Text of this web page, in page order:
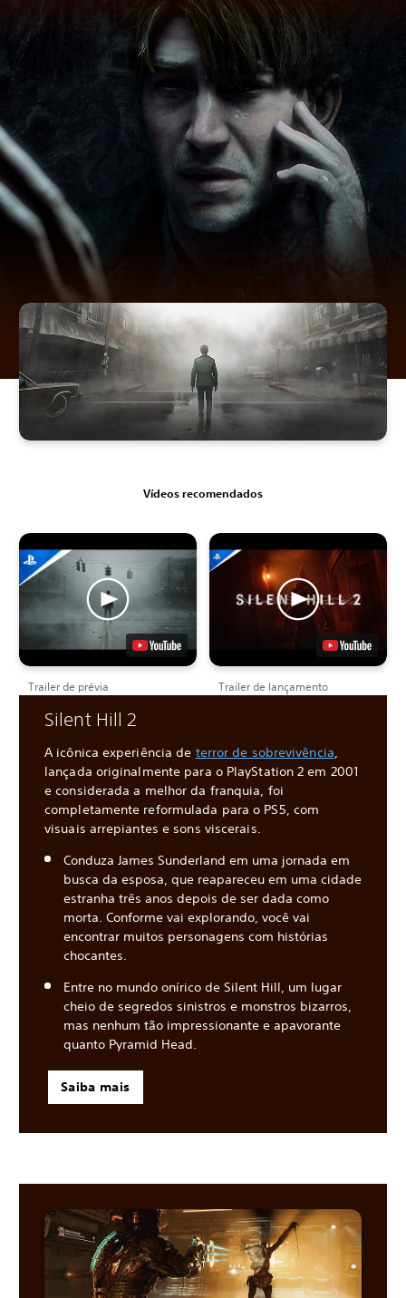
Vídeos recomendados
Trailer de prévia Trailer de lançamento
Silent Hill 2
A icônica experiência de terror de sobrevivência,
lançada originalmente para o PlayStation 2 em 2001
e considerada a melhor da franquia, foi
completamente reformulada para o PS5, com
visuais arrepiantes e sons viscerais.
Conduza James Sunderland em uma jornada em
busca da esposa, que reapareceu em uma cidade
estranha três anos depois de ser dada como
morta. Conforme vai explorando, você vai
encontrar muitos personagens com histórias
chocantes.
Entre no mundo onírico de Silent Hill, um lugar
cheio de segredos sinistros e monstros bizarros,
mas nenhum tão impressionante e apavorante
quanto Pyramid Head.
Saiba mais